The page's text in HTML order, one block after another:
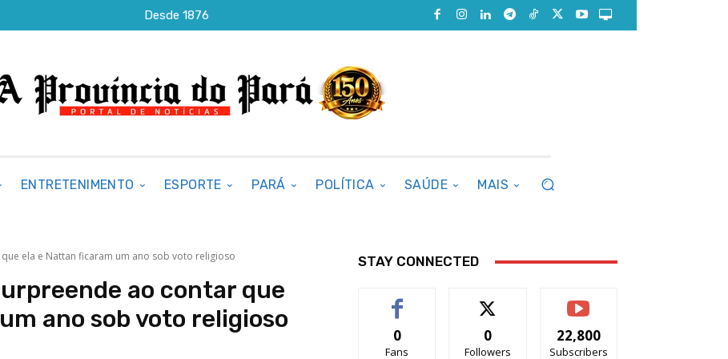
Desde 1876
ENTRETENIMENTO ESPORTE PARÁ POLÍTICA SAÚDE MAIS
ela e Nattan ficaram um ano sob voto religioso
ao contar que
ano sob voto religioso
STAY CONNECTED
0
Fans
0
Followers
22,800
Subscribers